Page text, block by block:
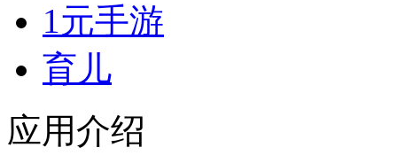
1元手游
育儿
应用介绍